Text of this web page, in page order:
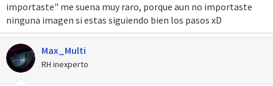
importaste" me suena muy raro, porque aun no importaste
ninguna imagen si estas siguiendo bien los pasos xD
Max_Multi
RH inexperto